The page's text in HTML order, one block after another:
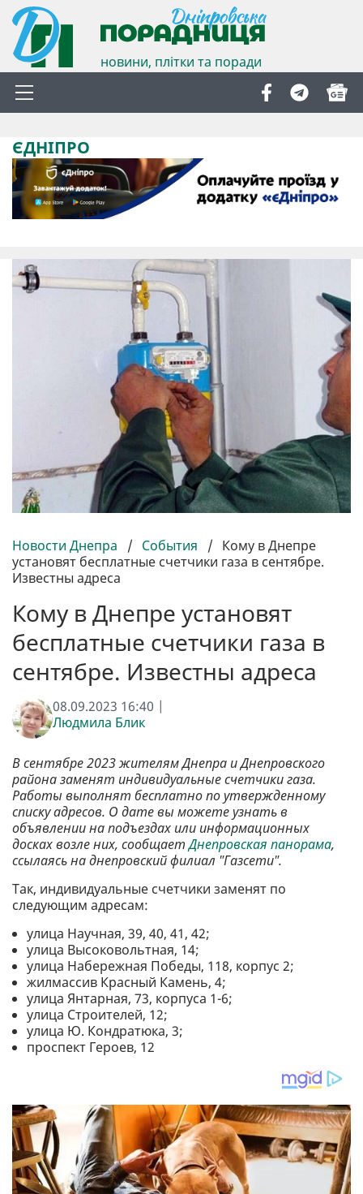
новини, плітки та поради
ЄДНІПРО
Новости Днепра / События / Кому в Днепре
установят бесплатные счетчики газа в сентябре.
Известны адреса
Кому в Днепре установят
бесплатные счетчики газа в
сентябре. Известны адреса
08.09.2023 16:40 |
Людмила Блик
В сентябре 2023 жителям Днепра и Днепровского
района заменят индивидуальные счетчики газа.
Работы выполнят бесплатно по утвержденному
списку адресов. О дате вы можете узнать в
объявлении на подъездах или информационных
досках возле них, сообщаетДнепровская панорама,
ссылаясь на днепровский филиал "Газсети".
Так, индивидуальные счетчики заменят по
следующим адресам:
улица Научная, 39, 40, 41, 42;
улица Высоковольтная, 14;
улица Набережная Победы, 118, корпус 2;
жилмассив Красный Камень, 4;
улица Янтарная, 73, корпуса 1-6;
улица Строителей, 12;
улица Ю. Кондратюка, 3;
проспект Героев, 12